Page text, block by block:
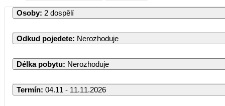
Osoby: 2 dospělí
Odkud pojedete: Nerozhoduje
Délka pobytu: Nerozhoduje
Termín: 04.11 - 11.11.2026